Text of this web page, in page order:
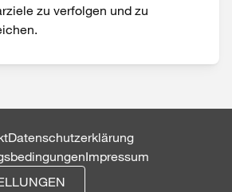
zu verfolgen und zu
Datenschutzerklärung
Impressum